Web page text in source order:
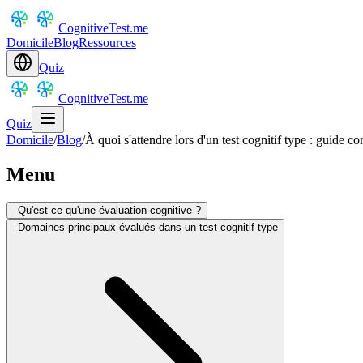
CognitiveTest.me
DomicileBlogRessources
Quiz
CognitiveTest.me
Quiz
Domicile/Blog/À quoi s'attendre lors d'un test cognitif type : guide
Menu
Qu'est-ce qu'une évaluation cognitive ?
Domaines principaux évalués dans un test cognitif type